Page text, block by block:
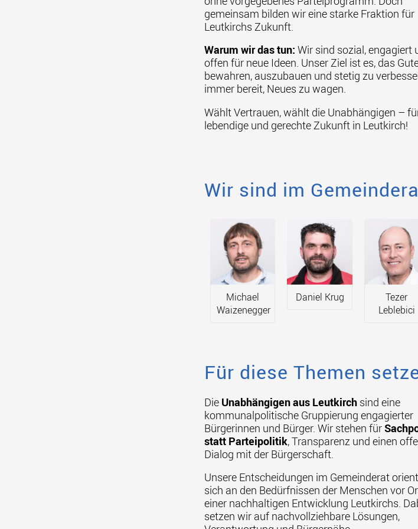
gemeinsam bilden wir eine starke Fraktion für
Leutkirchs Zukunft.
Warum wir das tun: Wir sind sozial, engagiert
offen für neue Ideen. Unser Ziel ist es, das
bewahren, auszubauen und stetig zu
immer bereit, Neues zu wagen.
Wählt Vertrauen, wählt die Unabhängigen –
lebendige und gerechte Zukunft in Leutkirch!
Wir sind im
Michael
Waizenegger
Daniel Krug
Tezer
Leblebici
Für diese Themen
Die Unabhängigen aus Leutkirch sind eine
kommunalpolitische Gruppierung engagierter
Bürgerinnen und Bürger. Wir stehen für
statt Parteipolitik, Transparenz und einen
Dialog mit der Bürgerschaft.
Unsere Entscheidungen im Gemeinderat
sich an den Bedürfnissen der Menschen vor
einer nachhaltigen Entwicklung Leutkirchs.
setzen wir auf nachvollziehbare Lösungen,